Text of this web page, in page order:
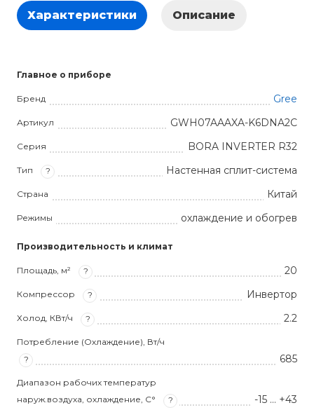
Характеристики Описание
Главное о приборе
Бренд Gree
Артикул GWH07AAAXA-K6DNA2C
Серия BORA INVERTER R32
Тип ? Настенная сплит-система
Страна Китай
Режимы охлаждение и обогрев
Производительность и климат
Площадь, м² ? 20
Компрессор ? Инвертор
Холод, КВт/ч ? 2.2
Потребление (Охлаждение), Вт/ч
?
685
Диапазон рабочих температур
наруж.воздуха, охлаждение, С°
? -15 … +43